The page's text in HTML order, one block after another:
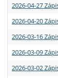
2026-04-27
2026-04-20
2026-03-16
2026-03-09
2026-03-02